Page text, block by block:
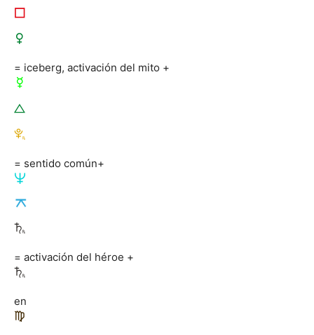
= iceberg, activación del mito +
= sentido común+
= activación del héroe +
en